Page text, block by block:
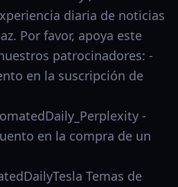
diaria de noticias
Por favor, apoya este
patrocinadores: -
en la suscripción de
-
en la compra de un
Temas de